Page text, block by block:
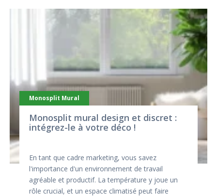
Monosplit Mural
Monosplit mural design et discret :
intégrez-le à votre déco !
En tant que cadre marketing, vous savez
l'importance d'un environnement de travail
agréable et productif. La température y joue un
rôle crucial, et un espace climatisé peut faire